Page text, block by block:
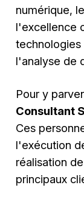
numérique,
l'excellence
l'analyse de
Pour y
Consultant
Ces
l'exécution
réalisation
principaux